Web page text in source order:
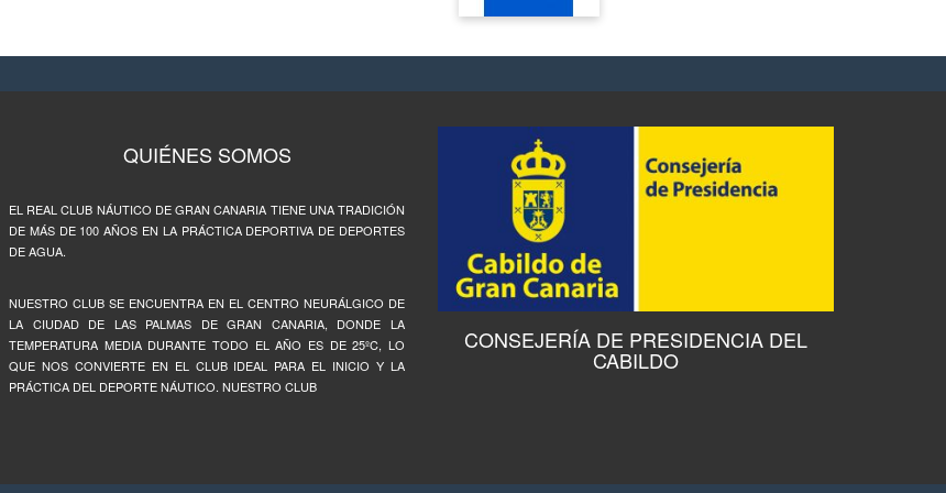
QUIÉNES SOMOS
EL REAL CLUB NÁUTICO DE GRAN CANARIA TIENE UNA TRADICIÓN
DE MÁS DE 100 AÑOS EN LA PRÁCTICA DEPORTIVA DE DEPORTES
DE AGUA.
NUESTRO CLUB SE ENCUENTRA EN EL CENTRO NEURÁLGICO DE
LA CIUDAD DE LAS PALMAS DE GRAN CANARIA, DONDE LA
TEMPERATURA MEDIA DURANTE TODO EL AÑO ES DE 25ºC, LO
QUE NOS CONVIERTE EN EL CLUB IDEAL PARA EL INICIO Y LA
PRÁCTICA DEL DEPORTE NÁUTICO. NUESTRO CLUB
CONSEJERÍA DE PRESIDENCIA DEL
CABILDO